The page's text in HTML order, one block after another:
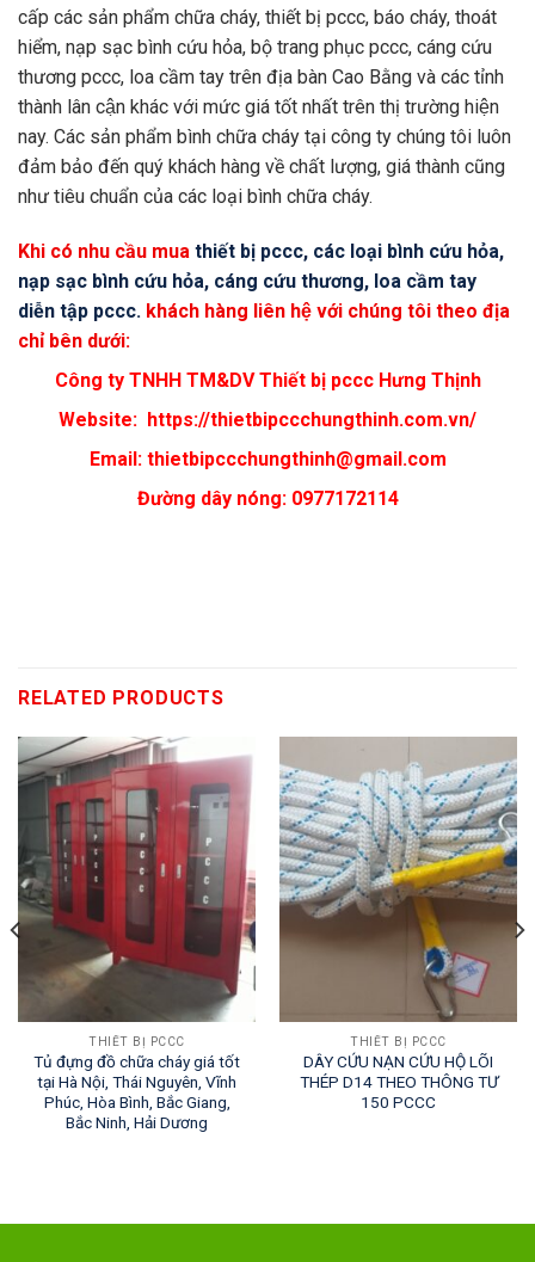
cấp các sản phẩm chữa cháy, thiết bị pccc, báo cháy, thoát
hiểm, nạp sạc bình cứu hỏa, bộ trang phục pccc, cáng cứu
thương pccc, loa cầm tay trên địa bàn Cao Bằng và các tỉnh
thành lân cận khác với mức giá tốt nhất trên thị trường hiện
nay. Các sản phẩm bình chữa cháy tại công ty chúng tôi luôn
đảm bảo đến quý khách hàng về chất lượng, giá thành cũng
như tiêu chuẩn của các loại bình chữa cháy.
Khi có nhu cầu mua thiết bị pccc, các loại bình cứu hỏa,
nạp sạc bình cứu hỏa, cáng cứu thương, loa cầm tay
diễn tập pccc. khách hàng liên hệ với chúng tôi theo địa
chỉ bên dưới:
Công ty TNHH TM&DV Thiết bị pccc Hưng Thịnh
Website: https://thietbipccchungthinh.com.vn/
Email: thietbipccchungthinh@gmail.com
Đường dây nóng: 0977172114
RELATED PRODUCTS
THIẾT BỊ PCCC
Tủ đựng đồ chữa cháy giá tốt
tại Hà Nội, Thái Nguyên, Vĩnh
Phúc, Hòa Bình, Bắc Giang,
Bắc Ninh, Hải Dương
THIẾT BỊ PCCC
DÂY CỨU NẠN CỨU HỘ LÕI
THÉP D14 THEO THÔNG TƯ
150 PCCC